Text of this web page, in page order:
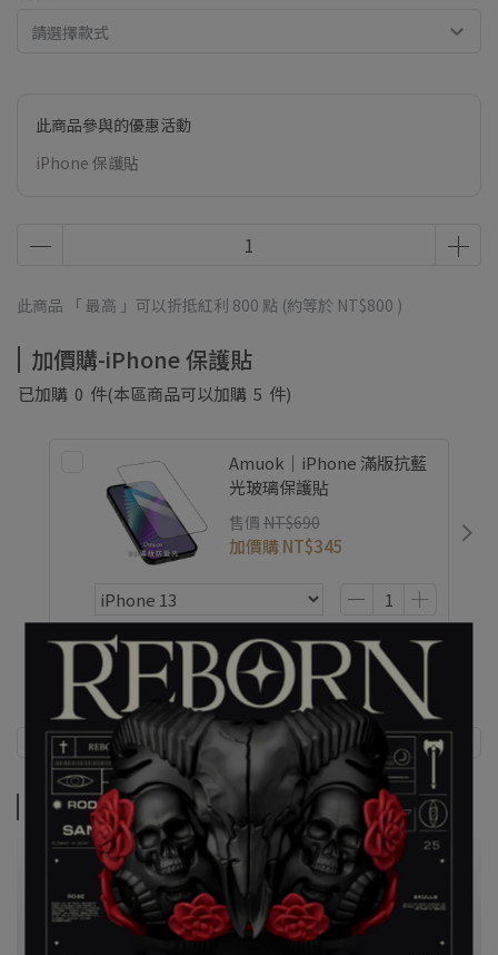
請選擇款式
此商品參與的優惠活動
iPhone 保護貼
此商品 「 最高 」可以折抵紅利 800 點 (約等於 NT$800 )
加價購-iPhone 保護貼
已加購 0 件(本區商品可以加購 5 件)
Amuok｜iPhone 滿版抗藍
光玻璃保護貼
售價 NT$690
加價購 NT$345
商品介紹
商品介紹